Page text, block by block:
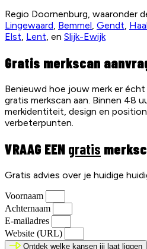
Regio Doornenburg, waaronder
Lingewaard, Bemmel, Gendt,
Elst, Lent, en Slijk-Ewijk
Gratis merkscan
Benieuwd hoe jouw merk er
gratis merkscan aan. Binnen 48
merkidentiteit, design en
verbeterpunten.
VRAAG EEN gratis
Gratis advies over je huidige
Voornaam
Achternaam
E-mailadres
Website (URL)
Ontdek welke kansen jij laat liggen